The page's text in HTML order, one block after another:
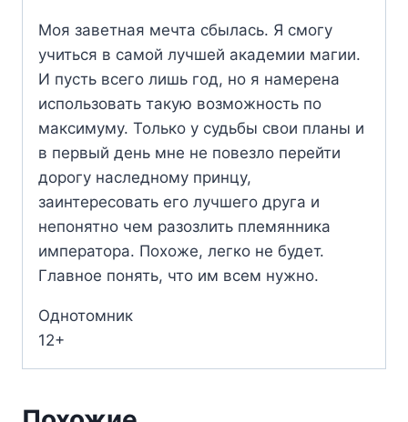
Моя заветная мечта сбылась. Я смогу
учиться в самой лучшей академии магии.
И пусть всего лишь год, но я намерена
использовать такую возможность по
максимуму. Только у судьбы свои планы и
в первый день мне не повезло перейти
дорогу наследному принцу,
заинтересовать его лучшего друга и
непонятно чем разозлить племянника
императора. Похоже, легко не будет.
Главное понять, что им всем нужно.
Однотомник
12+